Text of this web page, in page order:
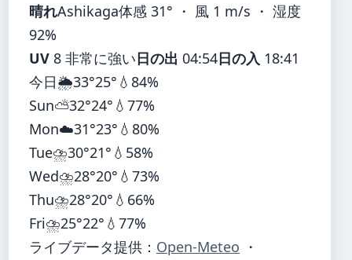
晴れAshikaga体感 31° ・ 風 1 m/s ・ 湿度
92%
UV 8 非常に強い日の出 04:54日の入 18:41
今日🌦️33°25° 💧84%
Sun⛅32°24° 💧77%
Mon☁️31°23° 💧80%
Tue⛈️30°21° 💧58%
Wed⛈️28°20° 💧73%
Thu⛈️28°20° 💧66%
Fri⛈️25°22° 💧77%
ライブデータ提供： Open-Meteo ・